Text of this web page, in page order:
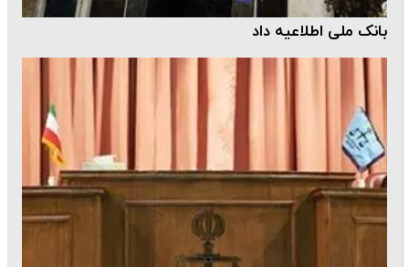
بانک ملی اطلاعیه داد